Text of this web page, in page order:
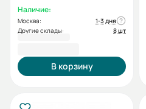
Наличие:
Москва:
1-3 дня
Другие склады:
8 шт
В корзину